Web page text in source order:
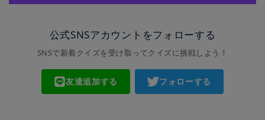
公式SNSアカウントをフォローする
SNSで新着クイズを受け取ってクイズに挑戦しよう！
友達追加する フォローする